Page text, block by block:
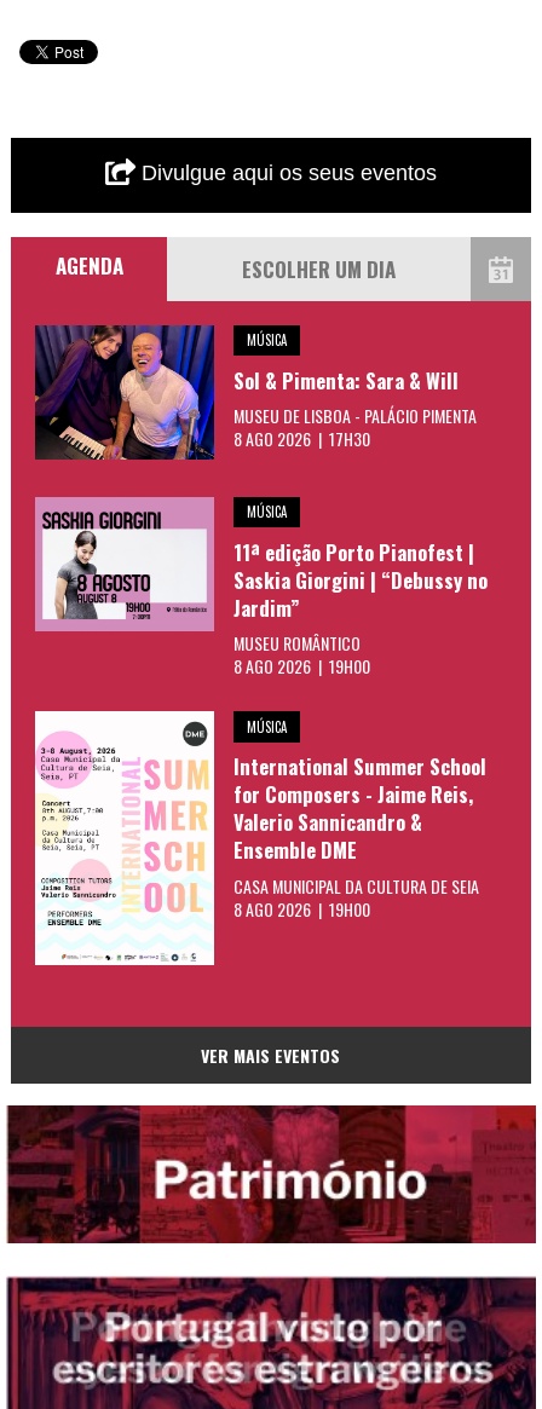
Divulgue aqui os seus eventos
AGENDA
MÚSICA
Sol & Pimenta: Sara & Will
MUSEU DE LISBOA - PALÁCIO PIMENTA
8 AGO 2026 | 17H30
MÚSICA
11ª edição Porto Pianofest |
Saskia Giorgini | “Debussy no
Jardim”
MUSEU ROMÂNTICO
8 AGO 2026 | 19H00
MÚSICA
International Summer School
for Composers - Jaime Reis,
Valerio Sannicandro &
Ensemble DME
CASA MUNICIPAL DA CULTURA DE SEIA
8 AGO 2026 | 19H00
VER MAIS EVENTOS